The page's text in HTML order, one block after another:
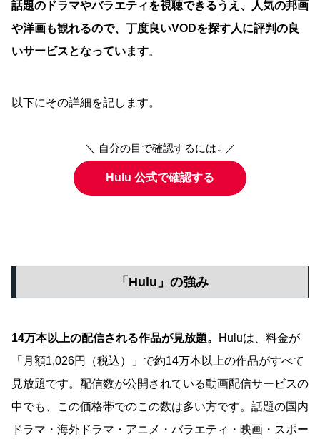
話題のドラマやバラエティを視聴できるうえ、人気の邦画
や洋画も観れるので、丁度良いVODを探す人に評判の良
いサービスとなっています。
以下にその詳細を記します。
＼ 自分の目で確認するには↓ ／
Hulu 公式で確認する
「Hulu」の強み
14万本以上の配信される作品が見放題。
Huluは、料金が
「月額1,026円（税込）」で約14万本以上の作品がすべて
見放題です。配信数が公開されている動画配信サービスの
中でも、この価格帯でのこの数は多い方です。話題の国内
ドラマ・海外ドラマ・アニメ・バラエティ・映画・スポー